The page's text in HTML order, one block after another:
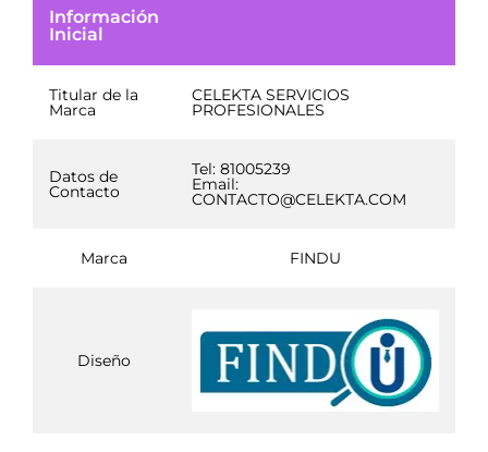
Información
Inicial
Titular de la
Marca
CELEKTA SERVICIOS
PROFESIONALES
Datos de
Contacto
Tel: 81005239
Email:
CONTACTO@CELEKTA.COM
Marca FINDU
Diseño